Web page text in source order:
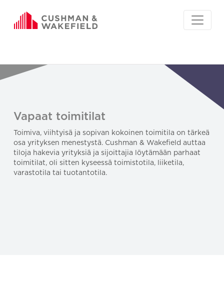
Vapaat toimitilat
Toimiva, viihtyisä ja sopivan kokoinen toimitila on tärkeä
osa yrityksen menestystä. Cushman & Wakefield auttaa
tiloja hakevia yrityksiä ja sijoittajia löytämään parhaat
toimitilat, oli sitten kyseessä toimistotila, liiketila,
varastotila tai tuotantotila.